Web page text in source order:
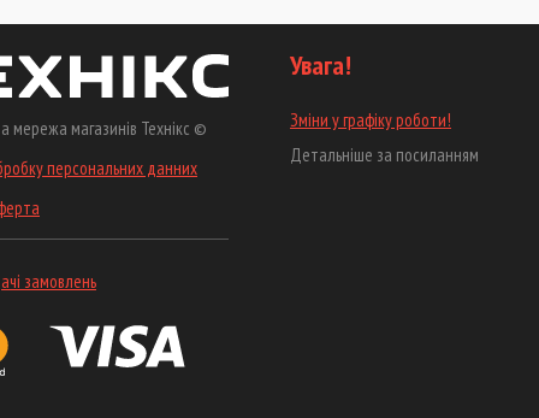
мережа магазинів Технікс ©
персональних данних
замовлень
Увага!
Зміни у графіку роботи!
Детальніше за посиланням